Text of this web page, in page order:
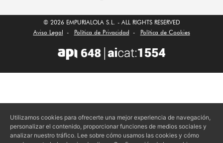
© 2026 EMPURIALOLA S.L. - ALL RIGHTS RESERVED
Aviso Legal - Política de Privacidad - Política de Cookies
Utilizamos cookies para ofrecerte una mejor experiencia de navegación,
personalizar el contenido, proporcionar funciones de medios sociales y
analizar nuestro tráfico. Lee sobre cómo usamos las cookies y cómo